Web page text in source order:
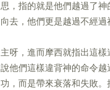
思，指的就是他們越過了
向去，他們更是越過不經過
主呀，進而摩西就指出這
說他們這樣違背神的命令
功，而是帶來衰落和失敗